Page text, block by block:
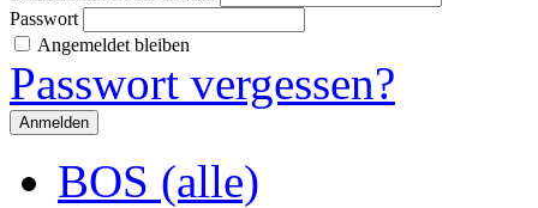
Passwort
Angemeldet bleiben
Passwort vergessen?
BOS (alle)